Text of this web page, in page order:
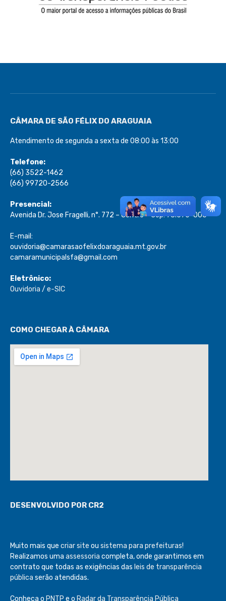
CÂMARA DE SÃO FÉLIX DO ARAGUAIA
Atendimento de segunda a sexta de 08:00 às 13:00
Telefone:
(66) 3522-1462
(66) 99720-2566
Presencial:
Avenida Dr. Jose Fragelli, n°. 772 – Centro – Cep: 78.670-000
E-mail:
ouvidoria@camarasaofelixdoaraguaia.mt.gov.br
camaramunicipalsfa@gmail.com
Eletrônico:
Ouvidoria / e-SIC
COMO CHEGAR À CÂMARA
DESENVOLVIDO POR CR2
Muito mais que criar site ou sistema para prefeituras!
Realizamos uma assessoria completa, onde garantimos em
contrato que todas as exigências das leis de transparência
pública serão atendidas.
Conheça o PNTP e o Radar da Transparência Pública